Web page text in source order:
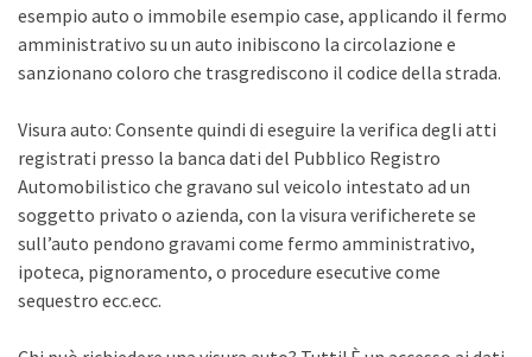
esempio auto o immobile esempio case, applicando il fermo
amministrativo su un auto inibiscono la circolazione e
sanzionano coloro che trasgrediscono il codice della strada.
Visura auto: Consente quindi di eseguire la verifica degli atti
registrati presso la banca dati del Pubblico Registro
Automobilistico che gravano sul veicolo intestato ad un
soggetto privato o azienda, con la visura verificherete se
sull’auto pendono gravami come fermo amministrativo,
ipoteca, pignoramento, o procedure esecutive come
sequestro ecc.ecc.